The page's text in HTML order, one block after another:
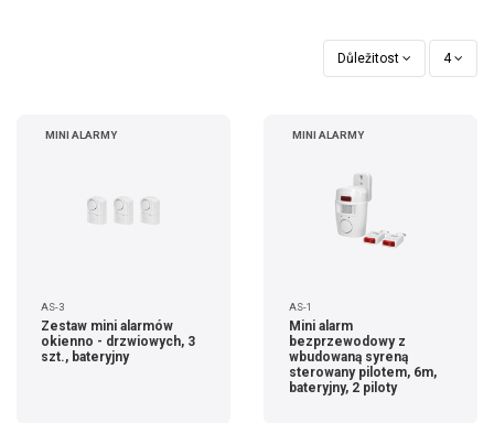
Důležitost 4
MINI ALARMY
AS-3
Zestaw mini alarmów
okienno - drzwiowych, 3
szt., bateryjny
MINI ALARMY
AS-1
Mini alarm
bezprzewodowy z
wbudowaną syreną
sterowany pilotem, 6m,
bateryjny, 2 piloty